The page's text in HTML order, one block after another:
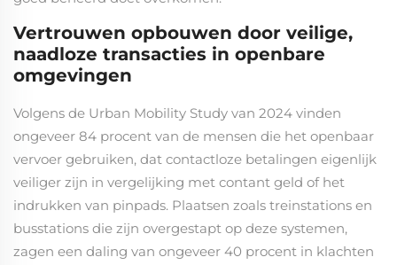
Vertrouwen opbouwen door veilige,
naadloze transacties in openbare
omgevingen
Volgens de Urban Mobility Study van 2024 vinden
ongeveer 84 procent van de mensen die het openbaar
vervoer gebruiken, dat contactloze betalingen eigenlijk
veiliger zijn in vergelijking met contant geld of het
indrukken van pinpads. Plaatsen zoals treinstations en
busstations die zijn overgestapt op deze systemen,
zagen een daling van ongeveer 40 procent in klachten